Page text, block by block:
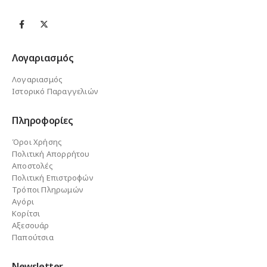
Λογαριασμός
Λογαριασμός
Ιστορικό Παραγγελιών
Πληροφορίες
Όροι Χρήσης
Πολιτική Απορρήτου
Αποστολές
Πολιτική Επιστροφών
Τρόποι Πληρωμών
Αγόρι
Κορίτσι
Αξεσουάρ
Παπούτσια